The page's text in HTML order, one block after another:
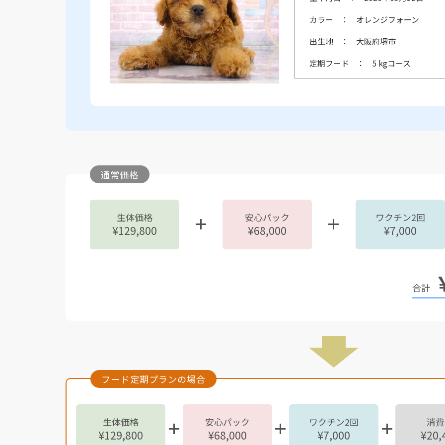
カラー
オレンジフォーン
出生地
大阪府堺市
定期フード
5 kgコース
通常価格
生体価格
¥129,800
安心パック
¥68,000
ワクチン2回
¥7,000
フード定期プランの場合
生体価格
¥129,800
安心パック
¥68,000
ワクチン2回
¥7,000
消